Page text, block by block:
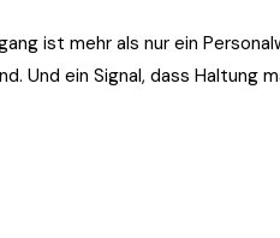
ist mehr als nur ein
Und ein Signal, dass Haltung